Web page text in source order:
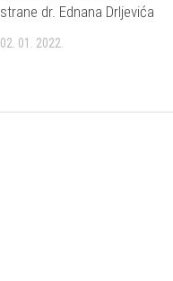
strane dr. Ednana Drljevića
02. 01. 2022.